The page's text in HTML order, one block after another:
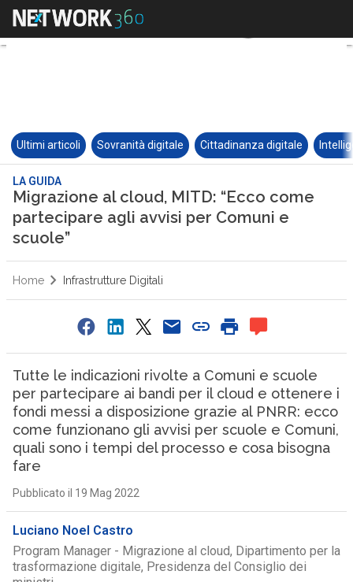
Ultimi articoli Sovranità digitale Cittadinanza digitale
LA GUIDA
Migrazione al cloud, MITD: “Ecco come
partecipare agli avvisi per Comuni e
scuole”
Home Infrastrutture Digitali
Tutte le indicazioni rivolte a Comuni e scuole
per partecipare ai bandi per il cloud e ottenere i
fondi messi a disposizione grazie al PNRR: ecco
come funzionano gli avvisi per scuole e Comuni,
quali sono i tempi del processo e cosa bisogna
fare
Pubblicato il 19 Mag 2022
Luciano Noel Castro
Program Manager - Migrazione al cloud, Dipartimento per la
trasformazione digitale, Presidenza del Consiglio dei